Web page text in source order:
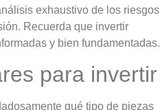
exhaustivo de los riesgos
Recuerda que invertir
y bien fundamentadas.
para invertir
qué tipo de piezas